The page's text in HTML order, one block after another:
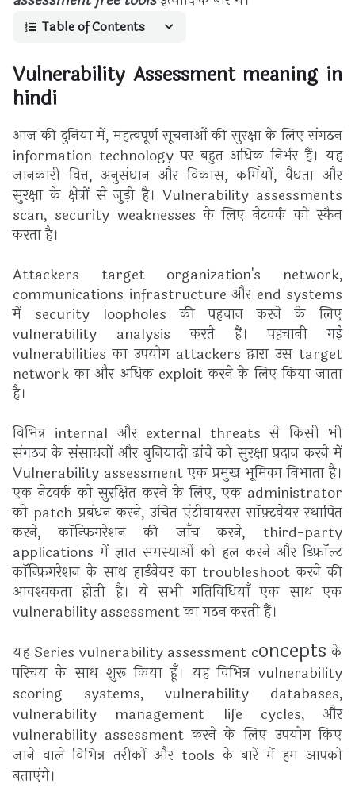
Table of Contents
Vulnerability Assessment meaning in
hindi
आज की दुनिया में, महत्वपूर्ण सूचनाओं की सुरक्षा के लिए संगठन
information technology पर बहुत अधिक निर्भर हैं। यह
जानकारी वित्त, अनुसंधान और विकास, कर्मियों, वैधता और
सुरक्षा के क्षेत्रों से जुड़ी है। Vulnerability assessments
scan, security weaknesses के लिए नेटवर्क को स्कैन
करता है।
Attackers target organization's network,
communications infrastructure और end systems
में security loopholes की पहचान करने के लिए
vulnerability analysis करते हैं। पहचानी गई
vulnerabilities का उपयोग attackers द्वारा उस target
network का और अधिक exploit करने के लिए किया जाता
है।
विभिन्न internal और external threats से किसी भी
संगठन के संसाधनों और बुनियादी ढांचे को सुरक्षा प्रदान करने में
Vulnerability assessment एक प्रमुख भूमिका निभाता है।
एक नेटवर्क को सुरक्षित करने के लिए, एक administrator
को patch प्रबंधन करने, उचित एंटीवायरस सॉफ़्टवेयर स्थापित
करने, कॉन्फ़िगरेशन की जाँच करने, third-party
applications में ज्ञात समस्याओं को हल करने और डिफ़ॉल्ट
कॉन्फ़िगरेशन के साथ हार्डवेयर का troubleshoot करने की
आवश्यकता होती है। ये सभी गतिविधियाँ एक साथ एक
vulnerability assessment का गठन करती हैं।
यह Series vulnerability assessment concepts के
परिचय के साथ शुरू किया हूँ। यह विभिन्न vulnerability
scoring systems, vulnerability databases,
vulnerability management life cycles, और
vulnerability assessment करने के लिए उपयोग किए
जाने वाले विभिन्न तरीकों और tools के बारें में हम आपको
बताएंगे।